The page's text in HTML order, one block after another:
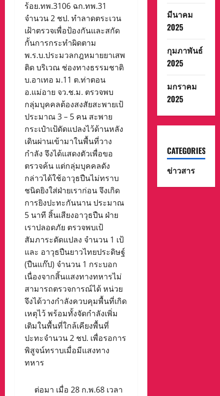
ร้อย.ทพ.3106 ฉก.ทพ.31
จำนวน 2 ชป. ทำลาดตระเวน
เฝ้าตรวจเพื่อป้องกันและสกัด
กั้นการกระทำผิดตาม
พ.ร.บ.ประมวลกฎหมายยาเสพ
ติด บริเวณ ช่องทางธรรมชาติ
บ.อาเทอ ม.11 ต.ท่าตอน
อ.แม่อาย จว.ช.ม. ตรวจพบ
กลุ่มบุคคลต้องสงสัยสะพายเป้
ประมาณ 3 – 5 คน สะพาย
กระเป๋าเป้ดัดแปลงไว้ด้านหลัง
เดินผ่านเข้ามาในพื้นที่วาง
กำลัง จึงได้แสดงตัวเพื่อขอ
ตรวจค้น แต่กลุ่มบุคคลดัง
กล่าวได้ใช้อาวุธปืนไม่ทราบ
ชนิดยิงใส่ฝ่ายเราก่อน จึงเกิด
การยิงปะทะกันนาน ประมาณ
5 นาที สิ้นเสียงอาวุธปืน ฝ่าย
เราปลอดภัย ตรวจพบเป้
สัมภาระดัดแปลง จำนวน 1 เป้
และ อาวุธปืนยาวไทยประดิษฐ์
(ปืนแก๊ป) จำนวน 1 กระบอก
เนื่องจากสิ้นแสงทางทหารไม่
สามารถตรวจการณ์ได้ หน่วย
จึงได้วางกำลังควบคุมพื้นที่เกิด
เหตุไว้ พร้อมทั้งจัดกำลังเพิ่ม
เติมในพื้นที่ใกล้เคียงพื้นที่
ปะทะจำนวน 2 ชป. เพื่อรอการ
พิสูจน์ทราบเมื่อมีแสงทาง
ทหาร
ต่อมา เมื่อ 28 ก.พ.68 เวลา
มีนาคม
2025
กุมภาพันธ์
2025
มกราคม
2025
CATEGORIES
ข่าวสาร